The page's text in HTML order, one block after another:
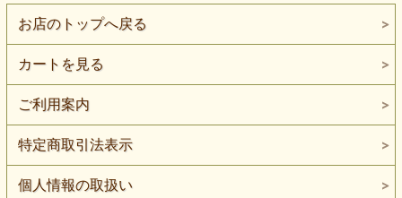
お店のトップへ戻る
カートを見る
ご利用案内
特定商取引法表示
個人情報の取扱い